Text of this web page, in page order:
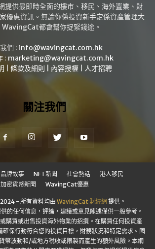
提供最即時全面的樓市、移民、海外置業、財
優惠資訊。無論你係投資新手定係資產管理大
WavingCat都會幫你捉緊錢途。
們 : info@wavingcat.com.hk
: marketing@wavingcat.com.hk
條款及細則 內容授權 人才招聘
關注我們
品牌故事 NFT新聞 社會熱話
港人移民
加密貨幣新聞
WavingCat優惠
- 所有資料均由 WavingCat 財經網提供。
的任何信息，評論，建議或意見陳述僅供一般參考。
購買或出售投資海外物業的招攬。在購買任何投資產
確保行動符合您的投資目標，財務狀況和特定需求。國
幣波動和/或地方稅收或限製而產生的額外風險。本網